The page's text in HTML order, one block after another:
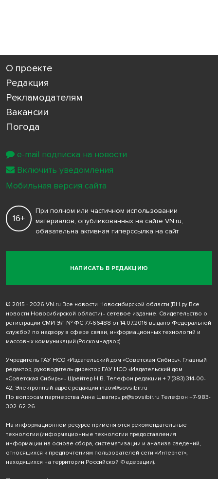
О проекте
Редакция
Рекламодателям
Вакансии
Погода
НАПИСАТЬ В РЕДАКЦИЮ
16+
При полном или частичном использовании
материалов, опубликованных на сайте VN.ru,
обязательна активная гиперссылка на сайт
© 2015 - 2026 VN.ru Все новости Новосибирской области (ВН.ру Все
новости Новосибирской области) - сетевое издание. Свидетельство о
регистрации СМИ ЭЛ № ФС 77-66488 от 14.07.2016 выдано Федеральной
службой по надзору в сфере связи, информационных технологий и
массовых коммуникаций (Роскомнадзор)
Учредитель ГАУ НСО «Издательский дом «Советская Сибирь». Главный
редактор, руководитель-директор ГАУ НСО «Издательский дом
«Советская Сибирь» - Шрейтер Н.В. Телефон редакции + 7 (383) 314-00-
42; Электронный адрес редакции inzov@sovsibir.ru
По вопросам партнерства Анна Швагирь pr@sovsibir.ru Телефон +7-983-
302-62-26
На информационном ресурсе применяются рекомендательные
технологии (информационные технологии предоставления
информации на основе сбора, систематизации и анализа сведений,
относящихся к предпочтениям пользователей сети «Интернет»,
находящихся на территории Российской Федерации).
e-mail подписка на новости
Включить уведомления
Мобильная версия сайта